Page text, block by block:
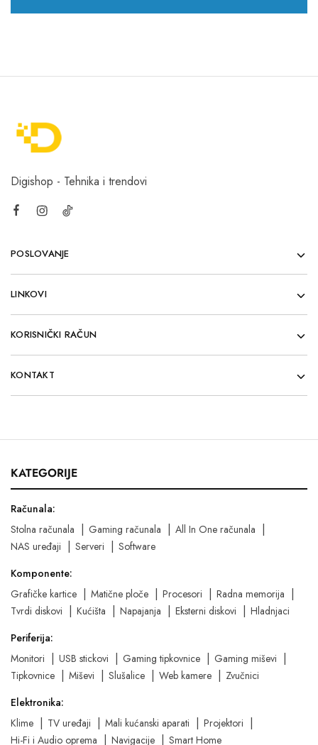
Digishop - Tehnika i trendovi
POSLOVANJE
LINKOVI
KORISNIČKI RAČUN
KONTAKT
KATEGORIJE
Računala:
Stolna računala
Gaming računala
All In One računala
NAS uređaji
Serveri
Software
Komponente:
Grafičke kartice
Matične ploče Procesori
Radna memorija
Tvrdi diskovi
Kućišta Napajanja Eksterni diskovi
Hladnjaci
Periferija:
Monitori
USB stickovi Gaming tipkovnice
Gaming miševi
Tipkovnice
Miševi Slušalice Web kamere
Zvučnici
Elektronika:
Klime
TV uređaji Mali kućanski aparati
Projektori
Hi-Fi i Audio oprema
Navigacije Smart Home